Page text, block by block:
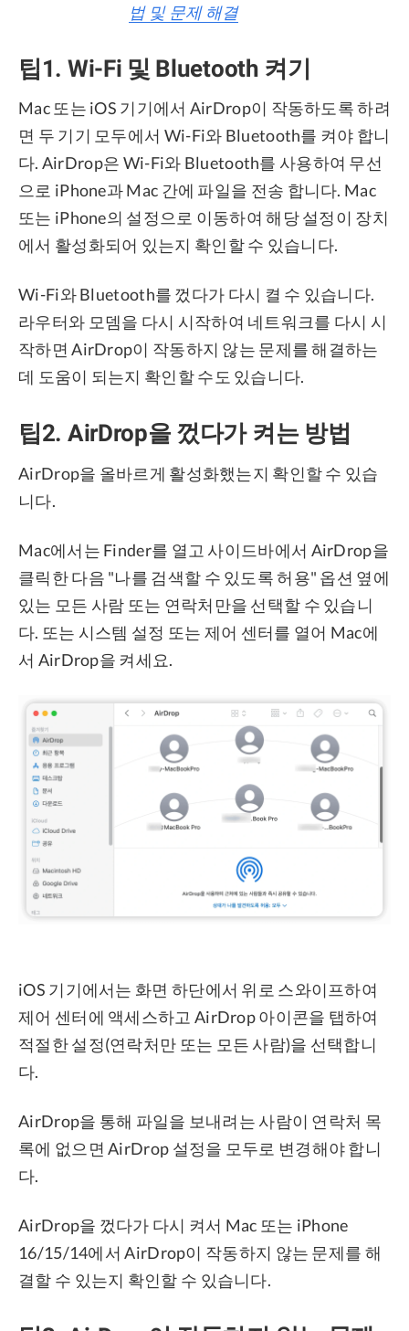
법 및 문제 해결
팁1. Wi-Fi 및 Bluetooth 켜기
Mac 또는 iOS 기기에서 AirDrop이 작동하도록 하려
면 두 기기 모두에서 Wi-Fi와 Bluetooth를 켜야 합니
다. AirDrop은 Wi-Fi와 Bluetooth를 사용하여 무선
으로 iPhone과 Mac 간에 파일을 전송 합니다. Mac
또는 iPhone의 설정으로 이동하여 해당 설정이 장치
에서 활성화되어 있는지 확인할 수 있습니다.
Wi-Fi와 Bluetooth를 껐다가 다시 켤 수 있습니다.
라우터와 모뎀을 다시 시작하여 네트워크를 다시 시
작하면 AirDrop이 작동하지 않는 문제를 해결하는
데 도움이 되는지 확인할 수도 있습니다.
팁2. AirDrop을 껐다가 켜는 방법
AirDrop을 올바르게 활성화했는지 확인할 수 있습
니다.
Mac에서는 Finder를 열고 사이드바에서 AirDrop을
클릭한 다음 "나를 검색할 수 있도록 허용" 옵션 옆에
있는 모든 사람 또는 연락처만을 선택할 수 있습니
다. 또는 시스템 설정 또는 제어 센터를 열어 Mac에
서 AirDrop을 켜세요.
iOS 기기에서는 화면 하단에서 위로 스와이프하여
제어 센터에 액세스하고 AirDrop 아이콘을 탭하여
적절한 설정(연락처만 또는 모든 사람)을 선택합니
다.
AirDrop을 통해 파일을 보내려는 사람이 연락처 목
록에 없으면 AirDrop 설정을 모두로 변경해야 합니
다.
AirDrop을 껐다가 다시 켜서 Mac 또는 iPhone
16/15/14에서 AirDrop이 작동하지 않는 문제를 해
결할 수 있는지 확인할 수 있습니다.